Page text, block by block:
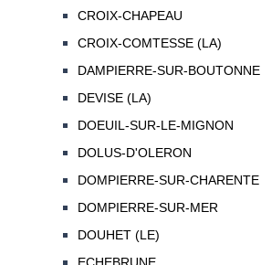
CROIX-CHAPEAU
CROIX-COMTESSE (LA)
DAMPIERRE-SUR-BOUTONNE
DEVISE (LA)
DOEUIL-SUR-LE-MIGNON
DOLUS-D'OLERON
DOMPIERRE-SUR-CHARENTE
DOMPIERRE-SUR-MER
DOUHET (LE)